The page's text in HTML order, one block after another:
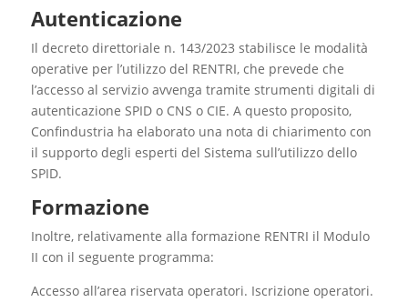
Autenticazione
Il decreto direttoriale n. 143/2023 stabilisce le modalità
operative per l’utilizzo del RENTRI, che prevede che
l’accesso al servizio avvenga tramite strumenti digitali di
autenticazione SPID o CNS o CIE. A questo proposito,
Confindustria ha elaborato una nota di chiarimento con
il supporto degli esperti del Sistema sull’utilizzo dello
SPID.
Formazione
Inoltre, relativamente alla formazione RENTRI il Modulo
II con il seguente programma:
Accesso all’area riservata operatori. Iscrizione operatori.